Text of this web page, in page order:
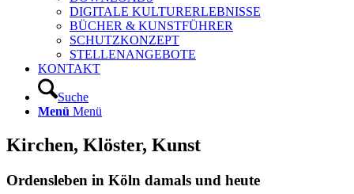
DIGITALE KULTURERLEBNISSE
BÜCHER & KUNSTFÜHRER
SCHUTZKONZEPT
STELLENANGEBOTE
KONTAKT
Suche
Menü Menü
Kirchen, Klöster, Kunst
Ordensleben in Köln damals und heute